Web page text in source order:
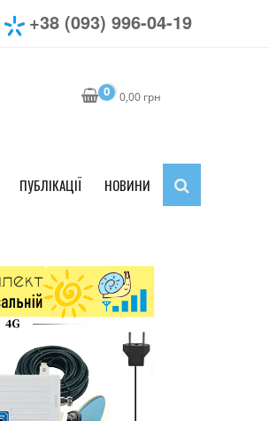
+38 (093) 996-04-19
0 0,00 грн
ПУБЛІКАЦІЇ НОВИНИ